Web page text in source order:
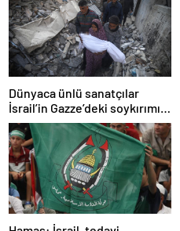
Dünyaca ünlü sanatçılar
İsrail’in Gazze’deki soykırımını
kınadı